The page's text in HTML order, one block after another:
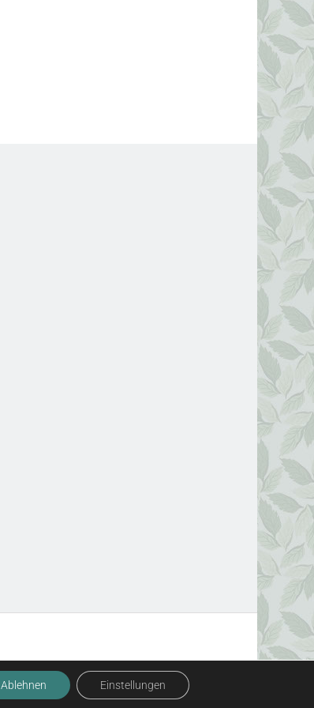
Ablehnen Einstellungen